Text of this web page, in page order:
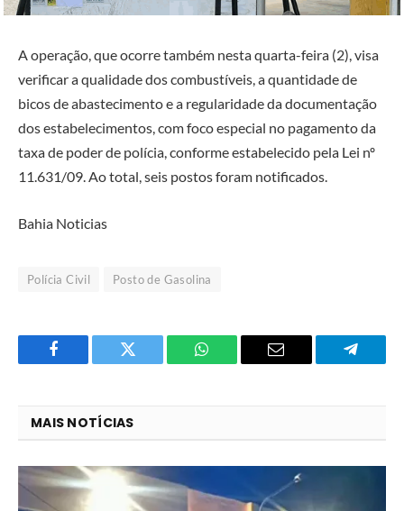
A operação, que ocorre também nesta quarta-feira (2), visa
verificar a qualidade dos combustíveis, a quantidade de
bicos de abastecimento e a regularidade da documentação
dos estabelecimentos, com foco especial no pagamento da
taxa de poder de polícia, conforme estabelecido pela Lei nº
11.631/09. Ao total, seis postos foram notificados.
Bahia Noticias
Polícia Civil Posto de Gasolina
Facebook Twitter
O
WhatsApp?
E-
MAIS NOTÍCIAS